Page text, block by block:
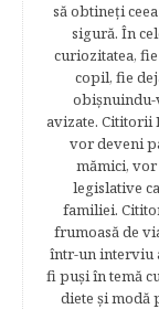
să obtineţi
sigură. În
curiozitatea,
copil, fie
obişnuindu-
avizate. Cititorii
vor deveni
mămici,
legislative
familiei.
frumoasă de
într-un interviu
fi puşi în temă
diete şi modă